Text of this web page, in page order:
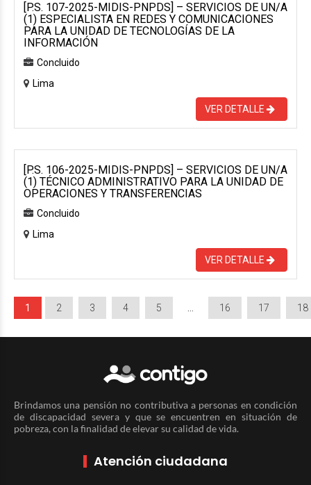
[P.S. 107-2025-MIDIS-PNPDS] – SERVICIOS DE UN/A
(1) ESPECIALISTA EN REDES Y COMUNICACIONES
PARA LA UNIDAD DE TECNOLOGÍAS DE LA
INFORMACIÓN
Concluido
Lima
VER DETALLE
[P.S. 106-2025-MIDIS-PNPDS] – SERVICIOS DE UN/A
(1) TÉCNICO ADMINISTRATIVO PARA LA UNIDAD DE
OPERACIONES Y TRANSFERENCIAS
Concluido
Lima
VER DETALLE
1 2 3 4 5 16 17 18
Brindamos una pensión no contributiva a personas en condición
de discapacidad severa y que se encuentren en situación de
pobreza, con la finalidad de elevar su calidad de vida.
Atención ciudadana